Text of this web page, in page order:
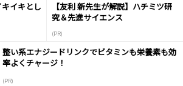
イキとし
【友利 新先生が解説】ハチミツ研
究＆先進サイエンス
(PR)
整い系エナジードリンクでビタミンも栄養素も効
率よくチャージ！
(PR)